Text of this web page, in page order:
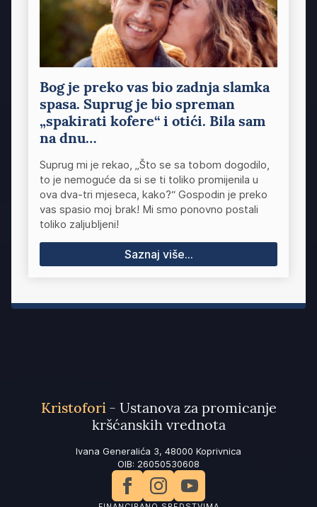
Bog je preko vas bio zadnja slamka
spasa. Suprug je bio spreman
„spakirati kofere“ i otići. Bila sam
na dnu…
Suprug mi je rekao, „Što se sa tobom dogodilo,
to je nemoguće da si se ti toliko promijenila u
ova dva-tri mjeseca, kako?“ Gospodin je preko
vas spasio moj brak! Mi smo ponovno postali
toliko zaljubljeni!
Saznaj više...
Kristofori - Ustanova za promicanje
kršćanskih vrednota
Ivana Generalića 3, 48000 Koprivnica
OIB: 26050530608